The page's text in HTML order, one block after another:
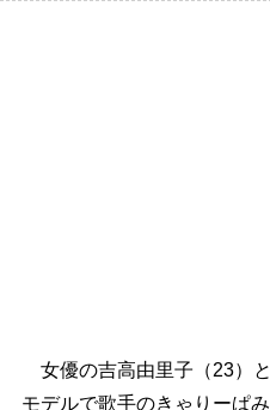
女優の吉高由里子（23）と
モデルで歌手のきゃりーぱみ